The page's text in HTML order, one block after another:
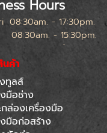
Hours
08:30am. - 17:30pm.
08:30am. - 15:30pm.
สาร์สุดท้ายของเดือน
ค้า
ทูลส์
มือช่าง
ล่องเครื่องมือ
มือก่อสร้าง